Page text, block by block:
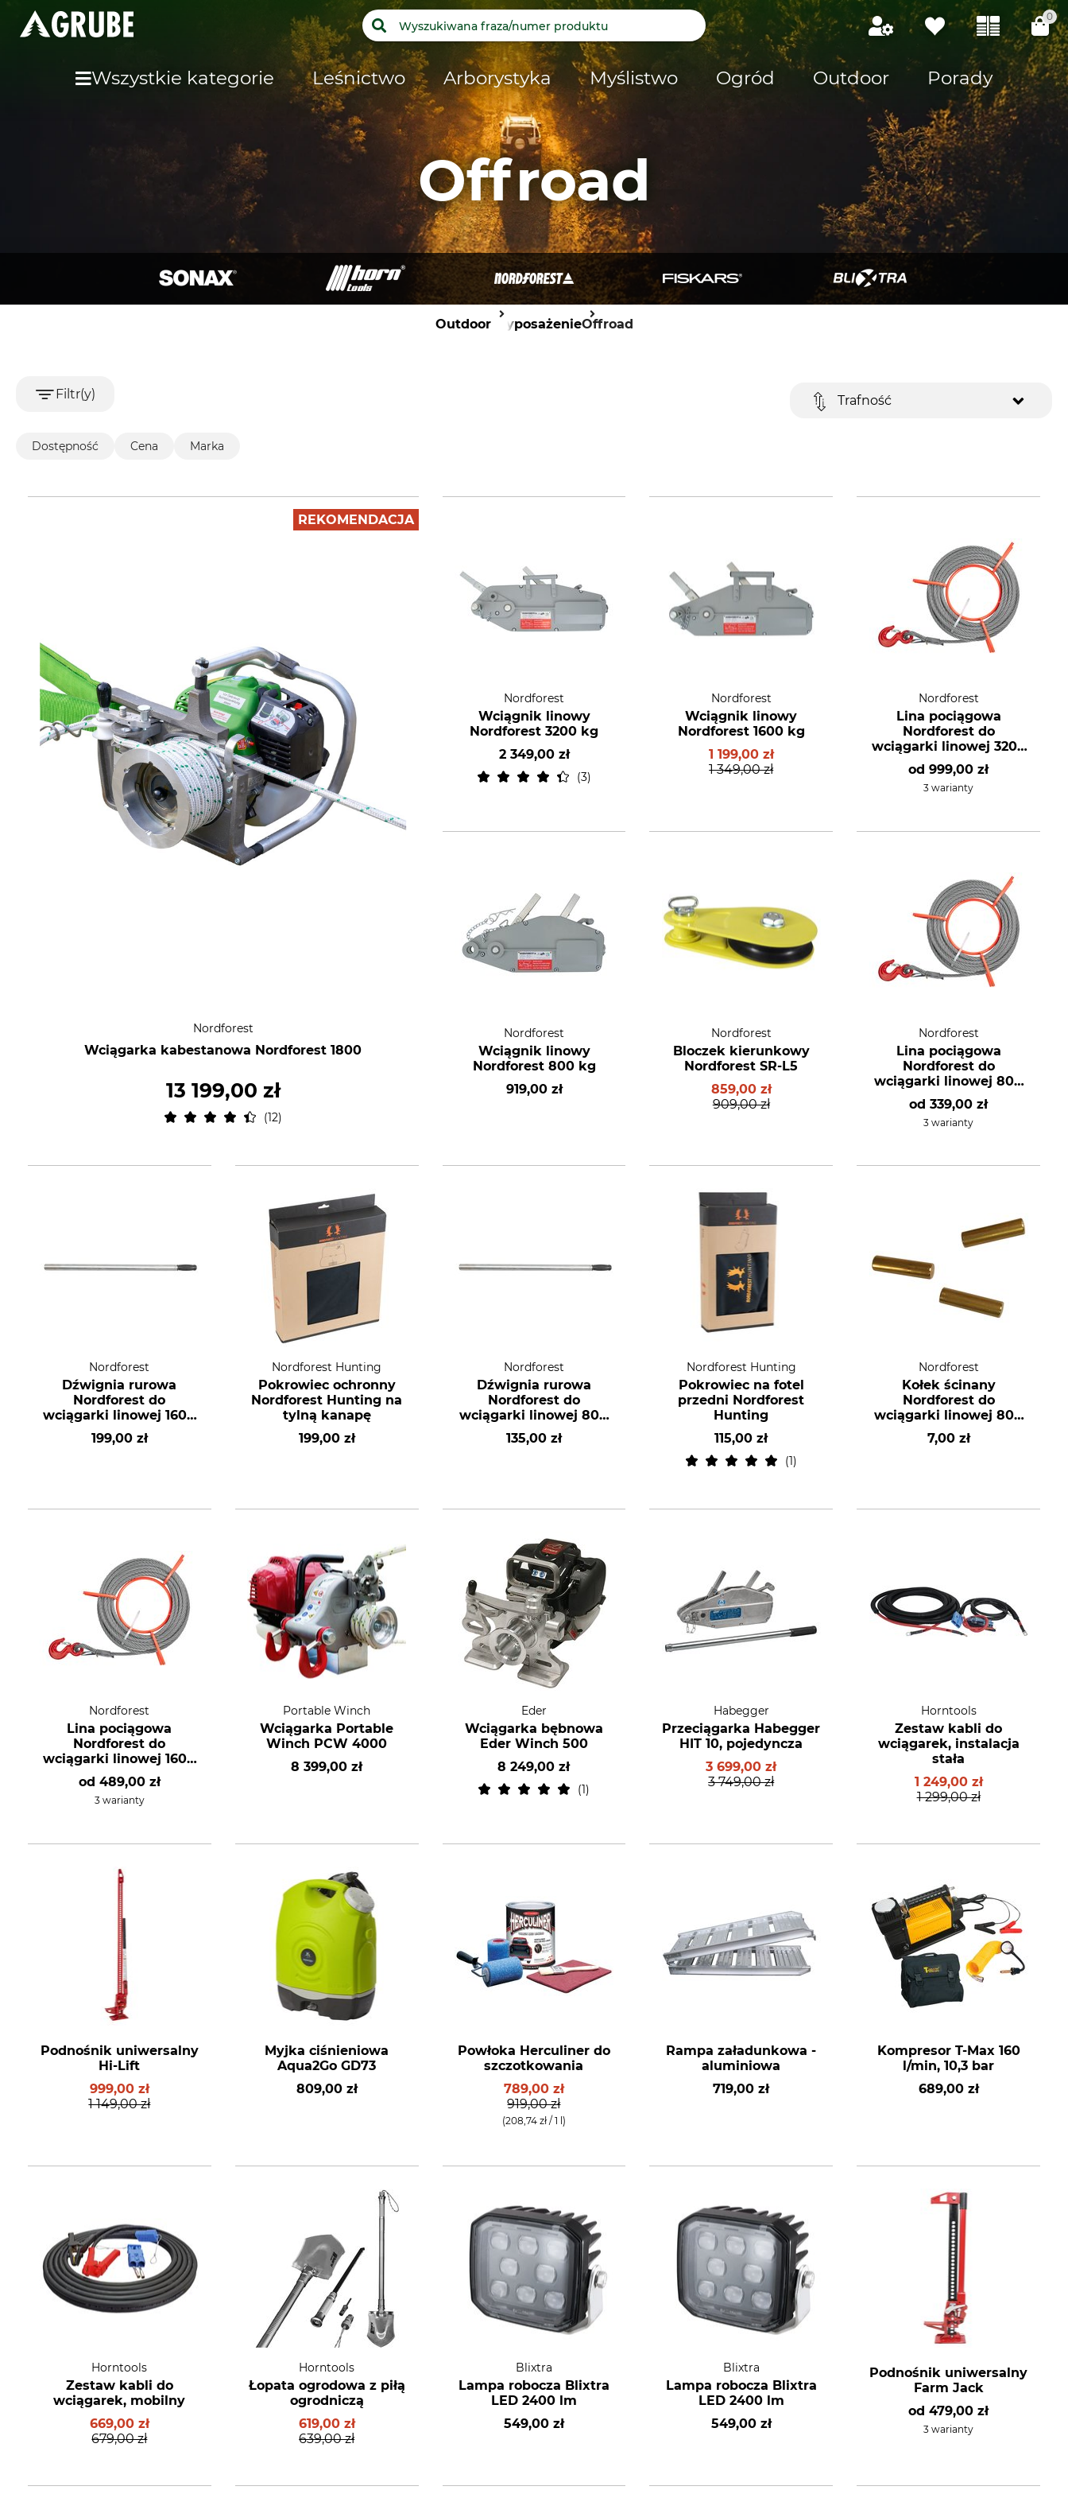
0
Wszystkie kategorie Leśnictwo Arborystyka Myślistwo Ogród Outdoor Porady
Offroad
OutdoorWyposażenieOffroad
Filtr(y) Trafność
Dostępność Cena Marka
REKOMENDACJA
Nordforest
Wciągarka kabestanowa Nordforest 1800
13 199,00 zł
12
Nordforest
Wciągnik linowy
Nordforest 3200 kg
2 349,00 zł
3
Nordforest
Wciągnik linowy
Nordforest 1600 kg
1 199,00 zł
1 349,00 zł
Nordforest
Lina pociągowa
Nordforest do
wciągarki linowej 3200
kg
od999,00 zł
3 warianty
Nordforest
Wciągnik linowy
Nordforest 800 kg
919,00 zł
Nordforest
Bloczek kierunkowy
Nordforest SR-L5
859,00 zł
909,00 zł
Nordforest
Lina pociągowa
Nordforest do
wciągarki linowej 800
kg
od339,00 zł
3 warianty
Nordforest
Dźwignia rurowa
Nordforest do
wciągarki linowej 1600
kg i 3200 kg
199,00 zł
Nordforest Hunting
Pokrowiec ochronny
Nordforest Hunting na
tylną kanapę
199,00 zł
Nordforest
Dźwignia rurowa
Nordforest do
wciągarki linowej 800
kg
135,00 zł
Nordforest Hunting
Pokrowiec na fotel
przedni Nordforest
Hunting
115,00 zł
1
Nordforest
Kołek ścinany
Nordforest do
wciągarki linowej 800
kg
7,00 zł
Nordforest
Lina pociągowa
Nordforest do
wciągarki linowej 1600
kg
od 489,00 zł
3 warianty
Portable Winch
Wciągarka Portable
Winch PCW 4000
8 399,00 zł
Eder
Wciągarka bębnowa
Eder Winch 500
8 249,00 zł
1
Habegger
Przeciągarka Habegger
HIT 10, pojedyncza
3 699,00 zł
3 749,00 zł
Horntools
Zestaw kabli do
wciągarek, instalacja
stała
1 249,00 zł
1 299,00 zł
Podnośnik uniwersalny
Hi-Lift
999,00 zł
1 149,00 zł
Myjka ciśnieniowa
Aqua2Go GD73
809,00 zł
Powłoka Herculiner do
szczotkowania
789,00 zł
919,00 zł
(208,74 zł / 1 l)
Rampa załadunkowa -
aluminiowa
719,00 zł
Kompresor T-Max 160
l/min, 10,3 bar
689,00 zł
Horntools
Zestaw kabli do
wciągarek, mobilny
669,00 zł
679,00 zł
Horntools
Łopata ogrodowa z piłą
ogrodniczą
619,00 zł
639,00 zł
Blixtra
Lampa robocza Blixtra
LED 2400 lm
549,00 zł
Blixtra
Lampa robocza Blixtra
LED 2400 lm
549,00 zł
Podnośnik uniwersalny
Farm Jack
od479,00 zł
3 warianty